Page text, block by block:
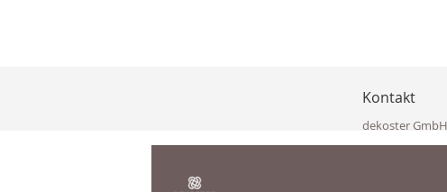
Kontakt
dekoster GmbH
Eisenkappler